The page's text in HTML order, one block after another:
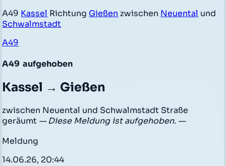
A49 Kassel Richtung Gießen zwischen Neuental und
Schwalmstadt
A49
A49 aufgehoben
Kassel → Gießen
zwischen Neuental und Schwalmstadt Straße
geräumt — Diese Meldung ist aufgehoben. —
Meldung
14.06.26, 20:44